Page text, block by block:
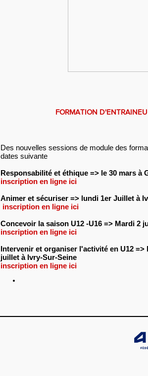
FORMATION
Des nouvelles sessions de module des
dates suivante
Responsabilité et éthique => le 30 mars à
inscription en ligne ici
Animer et sécuriser => lundi 1er Juillet à
inscription en ligne ici
Concevoir la saison U12 -U16 => Mardi 2
inscription en ligne ici
Intervenir et organiser l'activité en U12 =>
juillet à Ivry-Sur-Seine
inscription en ligne ici